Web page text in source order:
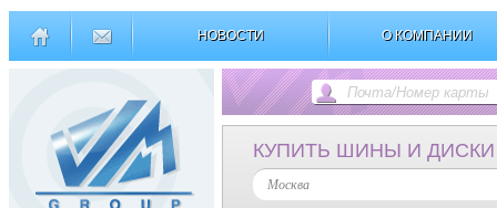
НОВОСТИ О КОМПАНИИ
КУПИТЬ ШИНЫ И ДИСКИ
Москва